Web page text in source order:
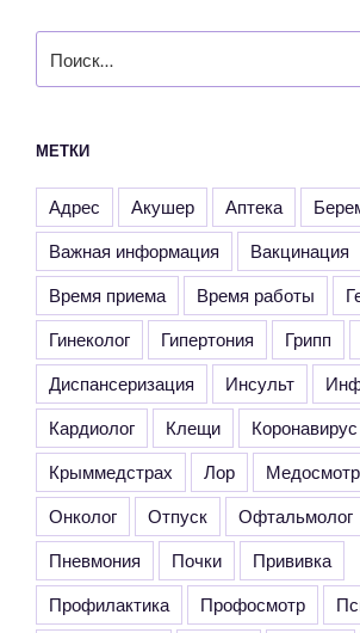
МЕТКИ
Адрес Акушер Аптека
Важная информация
Вакцинация
Время приема
Время работы
Гинеколог
Гипертония Грипп
Диспансеризация
Инсульт
Кардиолог
Клещи
Коронавирус
Крыммедстрах
Лор Медосмотр
Онколог
Отпуск Офтальмолог
Пневмония
Почки
Прививка
Профилактика
Профосмотр